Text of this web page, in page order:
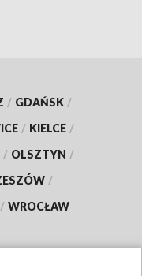
/ GDAŃSK /
/ KIELCE /
/ OLSZTYN /
/
/ WROCŁAW